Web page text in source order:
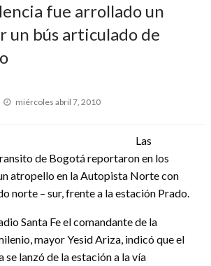
fue arrollado un
un bús articulado de
Publicado
miércoles abril 7, 2010
Las
de Bogotá reportaron en los
atropello en la Autopista Norte con
norte – sur, frente a la estación Prado.
Santa Fe el comandante de la
mayor Yesid Ariza, indicó que el
se lanzó de la estación a la vía